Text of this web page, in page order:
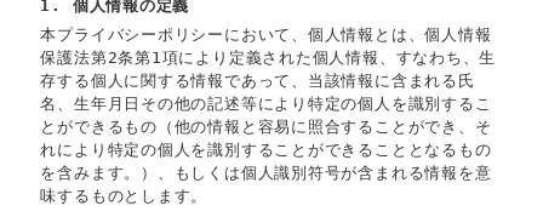
1. 個人情報の定義
本プライバシーポリシーにおいて、個人情報とは、個人情報
保護法第2条第1項により定義された個人情報、すなわち、生
存する個人に関する情報であって、当該情報に含まれる氏
名、生年月日その他の記述等により特定の個人を識別するこ
とができるもの（他の情報と容易に照合することができ、そ
れにより特定の個人を識別することができることとなるもの
を含みます。）、もしくは個人識別符号が含まれる情報を意
味するものとします。